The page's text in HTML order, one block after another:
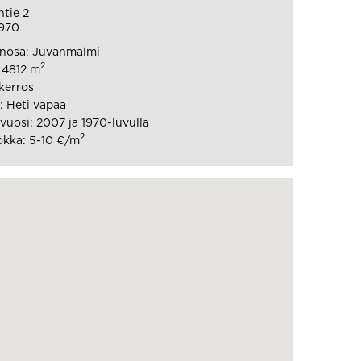
2
Juvanmalmi
m2
Heti vapaa
2007 ja 1970-luvulla
5-10 €/m2